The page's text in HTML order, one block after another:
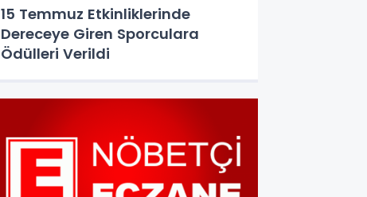
15 Temmuz Etkinliklerinde
Dereceye Giren Sporculara
Ödülleri Verildi